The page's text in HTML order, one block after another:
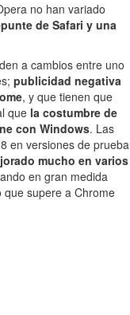
no han variado
de Safari y una
a cambios entre uno
publicidad negativa
, y que tienen que
que la costumbre de
con Windows. Las
en versiones de prueba
mucho en varios
en gran medida
que supere a Chrome